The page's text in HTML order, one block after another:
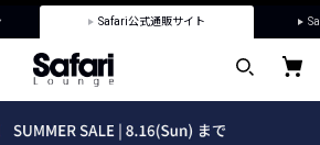
Safari公式通販サイト